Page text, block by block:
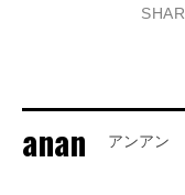
anan アンアン